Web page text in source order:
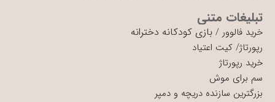
تبلیغات متنی
خرید فالوور / بازی کودکانه دخترانه
رپورتاژ/ کیت اعتیاد
خرید رپورتاژ
سم برای موش
بزرگترین سازنده دریچه و دمپر